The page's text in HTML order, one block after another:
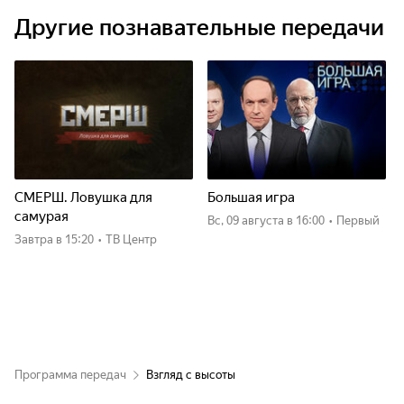
Другие познавательные передачи
СМЕРШ. Ловушка для
самурая
Завтра в 15:20 • ТВ Центр
Большая игра
вс, 09 августа в 16:00 • Первый
Программа передач Взгляд с высоты